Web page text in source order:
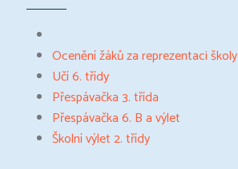
Ocenění žáků za reprezentaci školy
Učí 6. třídy
Přespávačka 3. třída
Přespávačka 6. B a výlet
Školní výlet 2. třídy